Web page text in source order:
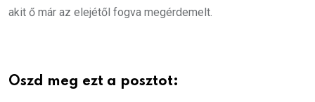
akit ő már az elejétől fogva megérdemelt.
Oszd meg ezt a posztot: